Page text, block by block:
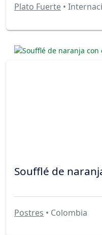
Plato Fuerte •
Soufflé de
Postres • Colombia